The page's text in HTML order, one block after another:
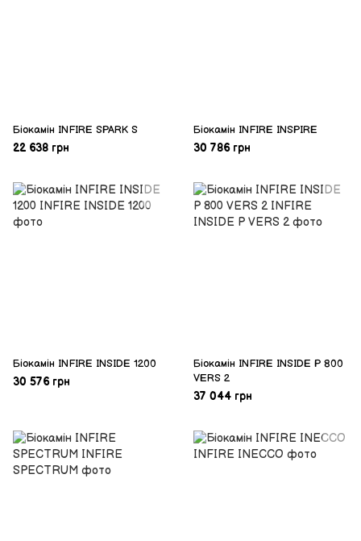
Біокамін INFIRE SPARK S
22 638 грн
Біокамін INFIRE INSPIRE
30 786 грн
Біокамін INFIRE INSIDE 1200
30 576 грн
Біокамін INFIRE INSIDE P 800
VERS 2
37 044 грн